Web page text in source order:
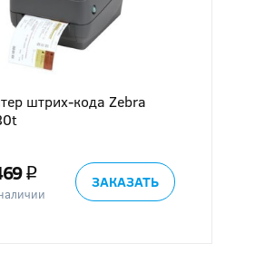
штрих-кода Zebra
q ЗАКАЗАТЬ